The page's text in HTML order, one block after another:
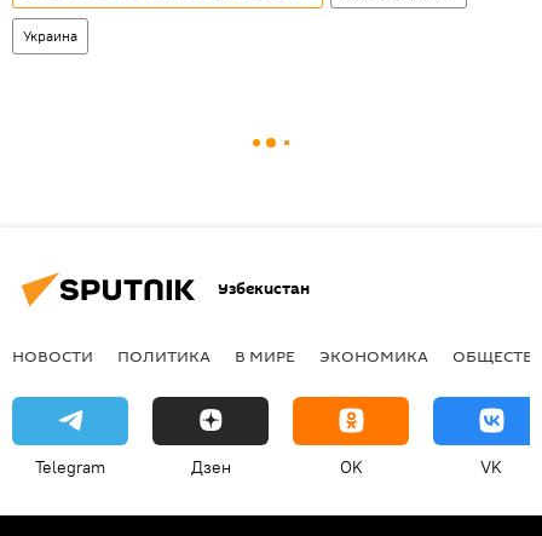
Украина
Узбекистан
НОВОСТИ ПОЛИТИКА В МИРЕ ЭКОНОМИКА
Telegram Дзен OK VK